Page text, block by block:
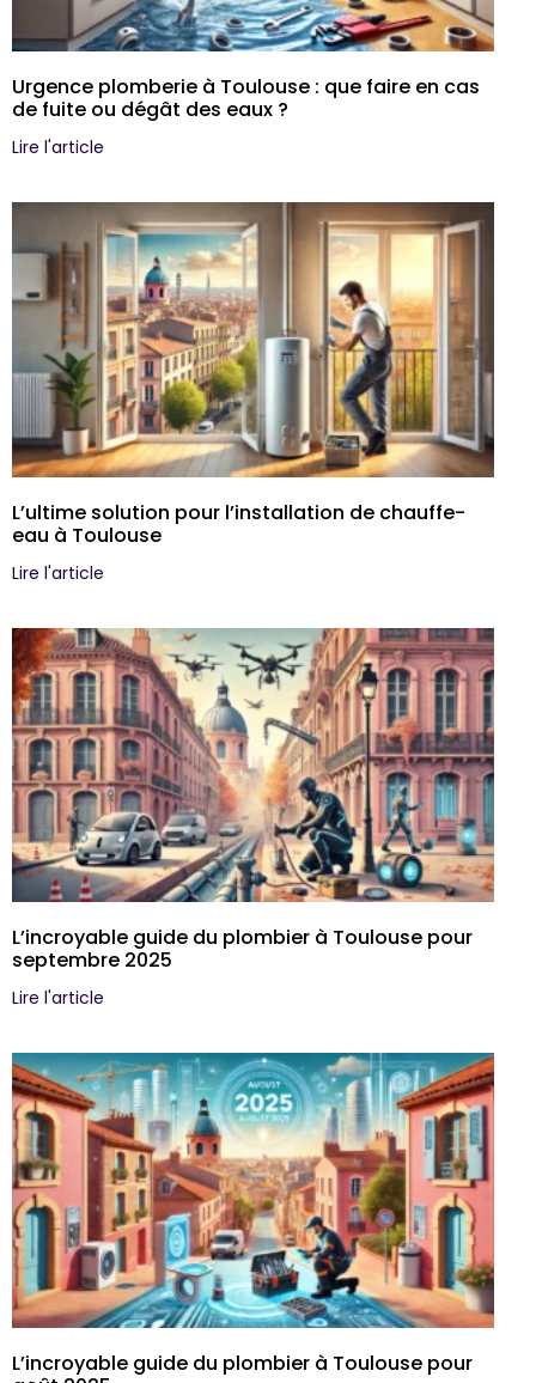
Urgence plomberie à Toulouse : que faire en cas
de fuite ou dégât des eaux ?
Lire l'article
L’ultime solution pour l’installation de chauffe-
eau à Toulouse
Lire l'article
L’incroyable guide du plombier à Toulouse pour
septembre 2025
Lire l'article
L’incroyable guide du plombier à Toulouse pour